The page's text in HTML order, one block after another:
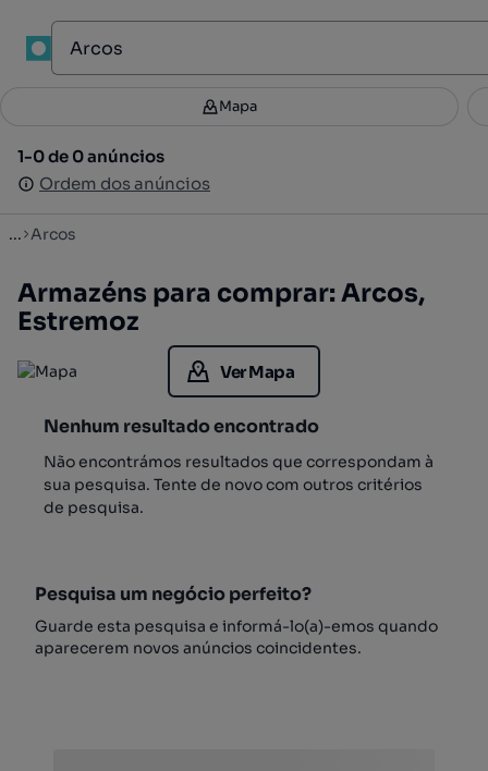
Filtros 2
1-0 de 0 anúncios
Ordem dos anúncios
Mapa
1-0 de 0 anúncios
Ordem dos anúncios
... Arcos
Armazéns para comprar: Arcos,
Estremoz
Ver Mapa
Nenhum resultado encontrado
Não encontrámos resultados que correspondam à
sua pesquisa. Tente de novo com outros critérios
de pesquisa.
Pesquisa um negócio perfeito?
Guarde esta pesquisa e informá-lo(a)-emos quando
aparecerem novos anúncios coincidentes.